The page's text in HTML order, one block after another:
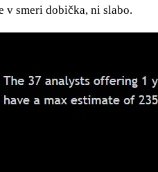
v smeri dobička, ni slabo.